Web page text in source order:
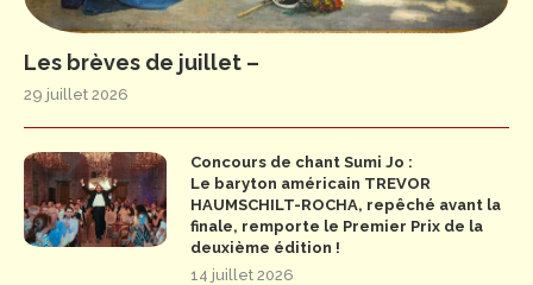
Les brèves de juillet –
29 juillet 2026
Concours de chant Sumi Jo :
Le baryton américain TREVOR
HAUMSCHILT-ROCHA, repêché avant la
finale, remporte le Premier Prix de la
deuxième édition !
14 juillet 2026